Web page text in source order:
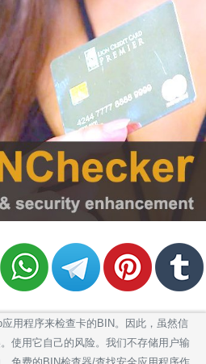
用程序来检查卡的BIN。因此，虽然信
使用它自己的风险。我们不存储用户输